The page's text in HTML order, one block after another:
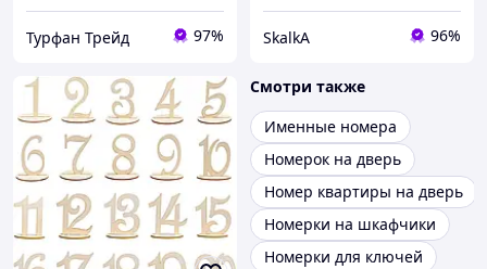
Турфан Трейд 97% SkalkA 96%
Смотри также
Именные номера
Номерок на дверь
Номер квартиры на дверь
Номерки на шкафчики
Номерки для ключей